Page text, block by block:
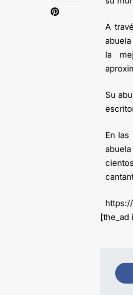
A
la
Su
En las
[the_ad